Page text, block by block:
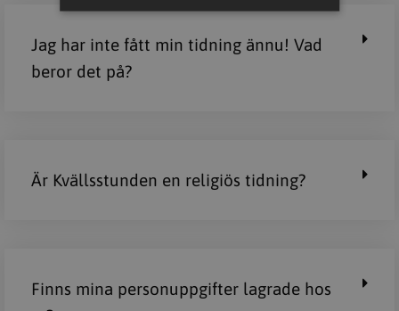
Jag har inte fått min tidning ännu! Vad
beror det på?
Är Kvällsstunden en religiös tidning?
Finns mina personuppgifter lagrade hos